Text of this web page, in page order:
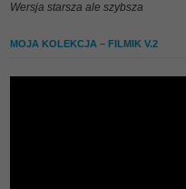
Wersja starsza ale szybsza
MOJA KOLEKCJA – FILMIK V.2